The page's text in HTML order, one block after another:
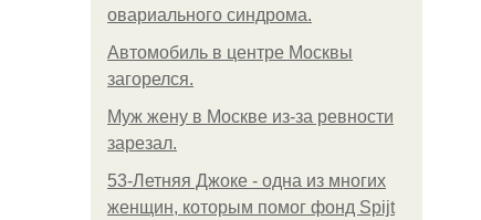
овариального синдрома.
Автомобиль в центре Москвы
загорелся.
Mуж жену в Москве из-за ревности
зарезал.
53-Летняя Джоке - одна из многих
женщин, которым помог фонд Spijt